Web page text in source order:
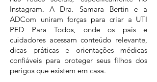
Instagram. A Dra. Samara Bertin e a
ADCom uniram forças para criar a UTI
PED Para Todos, onde os pais e
cuidadores acessam conteúdo relevante,
dicas práticas e orientações médicas
confiáveis para proteger seus filhos dos
perigos que existem em casa.